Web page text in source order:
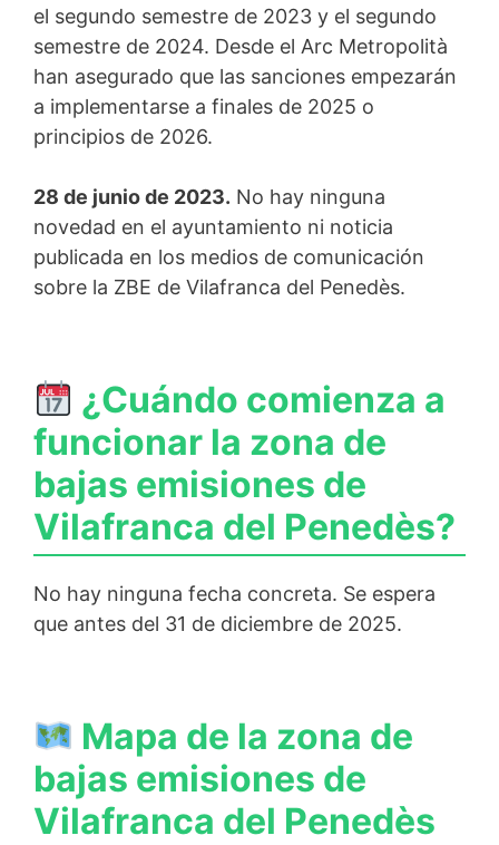
el segundo semestre de 2023 y el segundo
semestre de 2024. Desde el Arc Metropolità
han asegurado que las sanciones empezarán
a implementarse a finales de 2025 o
principios de 2026.
28 de junio de 2023. No hay ninguna
novedad en el ayuntamiento ni noticia
publicada en los medios de comunicación
sobre la ZBE de Vilafranca del Penedès.
¿Cuándo comienza a
funcionar la zona de
bajas emisiones de
Vilafranca del Penedès?
No hay ninguna fecha concreta. Se espera
que antes del 31 de diciembre de 2025.
Mapa de la zona de
bajas emisiones de
Vilafranca del Penedès